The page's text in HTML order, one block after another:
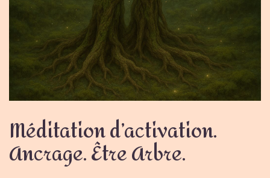
Méditation d’activation.
Ancrage. Être Arbre.